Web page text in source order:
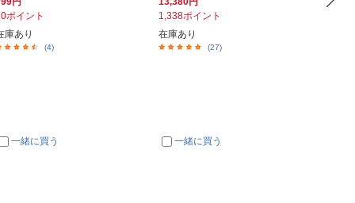
ポイント
庫あり
(4)
一緒に買う
1,338ポイント
在庫あり
(27)
一緒に買う